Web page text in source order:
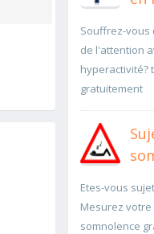
Souffrez-vous
de l'attention
hyperactivité?
gratuitement
Etes-vous
Mesurez
somnolence